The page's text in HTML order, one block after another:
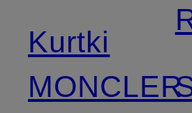
Kurtki
MONCLER